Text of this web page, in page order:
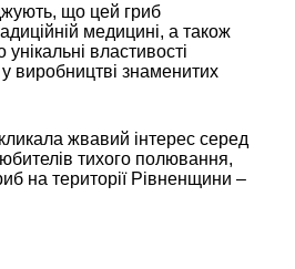
що цей гриб
медицині, а також
унікальні властивості
виробництві знаменитих
жвавий інтерес серед
тихого полювання,
на території Рівненщини –